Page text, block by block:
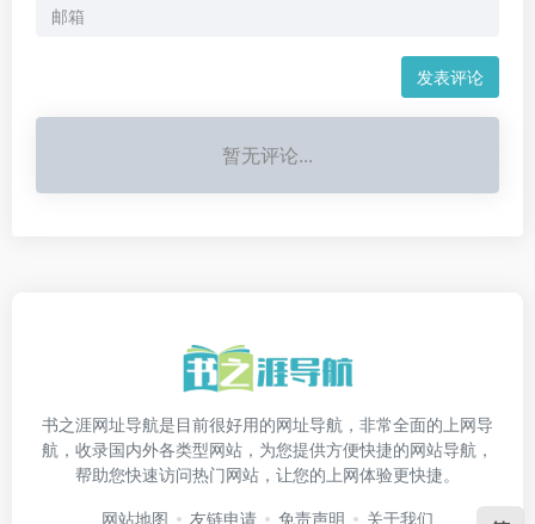
发表评论
暂无评论...
书之涯网址导航是目前很好用的网址导航，非常全面的上网导
航，收录国内外各类型网站，为您提供方便快捷的网站导航，
帮助您快速访问热门网站，让您的上网体验更快捷。
网站地图 友链申请 免责声明 关于我们